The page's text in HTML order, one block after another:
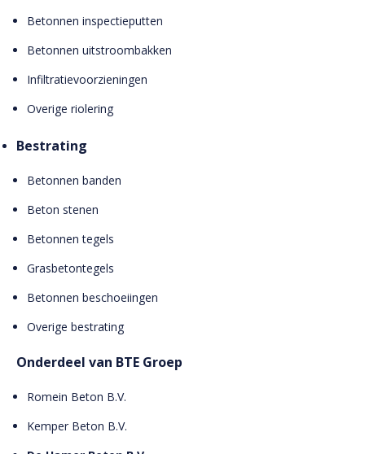
Betonnen inspectieputten
Betonnen uitstroombakken
Infiltratievoorzieningen
Overige riolering
Bestrating
Betonnen banden
Beton stenen
Betonnen tegels
Grasbetontegels
Betonnen beschoeiingen
Overige bestrating
Onderdeel van BTE Groep
Romein Beton B.V.
Kemper Beton B.V.